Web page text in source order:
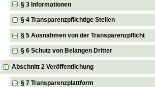
§ 3 Informationen
§ 4 Transparenzpflichtige Stellen
§ 5 Ausnahmen von der Transparenzpflicht
§ 6 Schutz von Belangen Dritter
Abschnitt 2 Veröffentlichung
§ 7 Transparenzplattform